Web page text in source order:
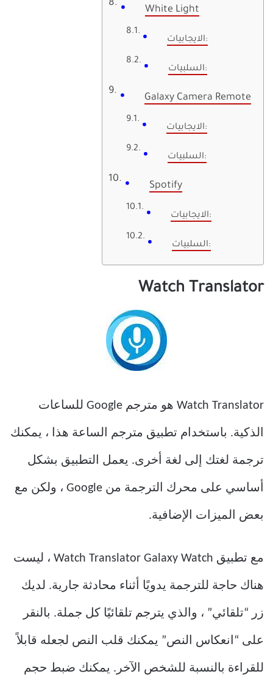
White Light
الايجابيات:
السلبيات:
Galaxy Camera Remote
الايجابيات:
السلبيات:
Spotify
الايجابيات:
السلبيات:
Watch Translator
Watch Translator هو مترجم Google للساعات
الذكية. باستخدام تطبيق مترجم الساعة هذا ، يمكنك
ترجمة لغتك إلى لغة أخرى. يعمل التطبيق بشكل
أساسي على محرك الترجمة من Google ، ولكن مع
بعض الميزات الإضافية.
مع تطبيق Watch Translator Galaxy Watch ، ليست
هناك حاجة للترجمة يدويًا أثناء محادثة جارية. لديك
زر “تلقائي” ، والذي يترجم تلقائيًا كل جملة. بالنقر
على “انعكاس النص” يمكنك قلب النص لجعله قابلاً
للقراءة بالنسبة للشخص الآخر. يمكنك ضبط حجم